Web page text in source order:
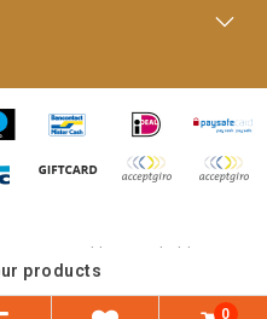
| Powered by emarkable
products
0